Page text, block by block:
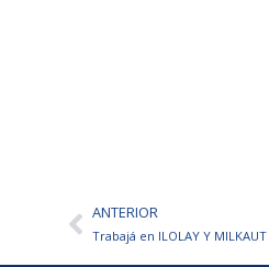
AntANTERIOR
Trabajá en ILOLAY Y